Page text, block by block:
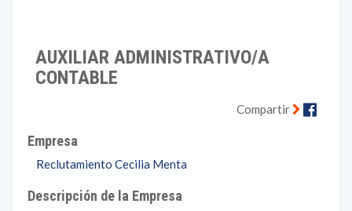
AUXILIAR ADMINISTRATIVO/A
CONTABLE
Compartir
Empresa
Reclutamiento Cecilia Menta
Descripción de la Empresa